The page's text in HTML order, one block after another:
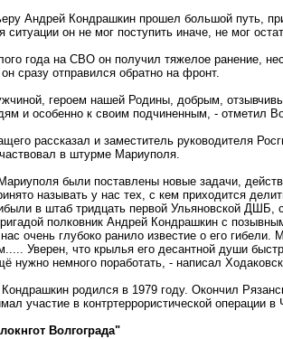
Андрей Кондрашкин прошел большой путь,
он не мог поступить иначе, не мог
года на СВО он получил тяжелое ранение,
сразу отправился обратно на фронт.
героем нашей Родины, добрым,
и особенно к своим подчиненным, - отметил
рассказал и заместитель руководителя
в штурме Мариуполя.
были поставлены новые задачи,
называть у нас тех, с кем приходится
в штаб тридцать первой Ульяновской ДШБ,
полковник Андрей Кондрашкин с
очень глубоко ранило известие о его
Уверен, что крылья его десантной души
нужно немного поработать, - написал
родился в 1979 году. Окончил
участие в контртеррористической операции в
Волгограда"